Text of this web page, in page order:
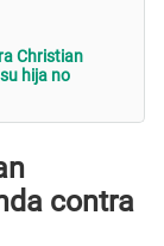
Christian
hija no
contra